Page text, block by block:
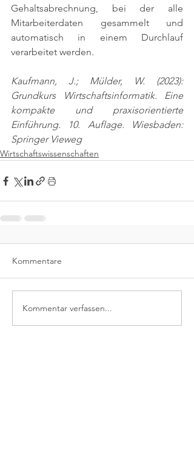
Gehaltsabrechnung, bei der alle
Mitarbeiterdaten gesammelt und
automatisch in einem Durchlauf
verarbeitet werden.
Kaufmann, J.; Mülder, W. (2023):
Grundkurs Wirtschaftsinformatik. Eine
kompakte und praxisorientierte
Einführung. 10. Auflage. Wiesbaden:
Springer Vieweg
Wirtschaftswissenschaften
Kommentare
Kommentar verfassen...